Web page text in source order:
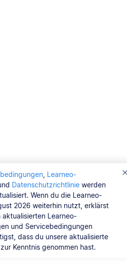
, Learneo-
Datenschutzrichtlinie werden
Wenn du die Learneo-
2026 weiterhin nutzt, erklärst
Learneo-
und Servicebedingungen
dass du unsere aktualisierte
Kenntnis genommen hast.